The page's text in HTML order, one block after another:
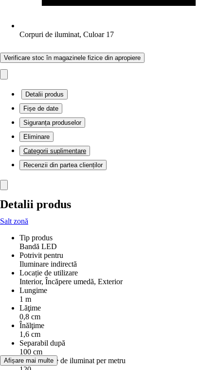
Corpuri de iluminat, Culoar 17
Verificare stoc în magazinele fizice din apropiere
Detalii produs
Fișe de date
Siguranța produselor
Eliminare
Categorii suplimentare
Recenzii din partea clienților
Detalii produs
Salt zonă
Tip produs
Bandă LED
Potrivit pentru
Iluminare indirectă
Locație de utilizare
Interior, Încăpere umedă, Exterior
Lungime
1 m
Lăţime
0,8 cm
Înălţime
1,6 cm
Separabil după
100 cm
Număr surse de iluminat per metru
Afișare mai multe